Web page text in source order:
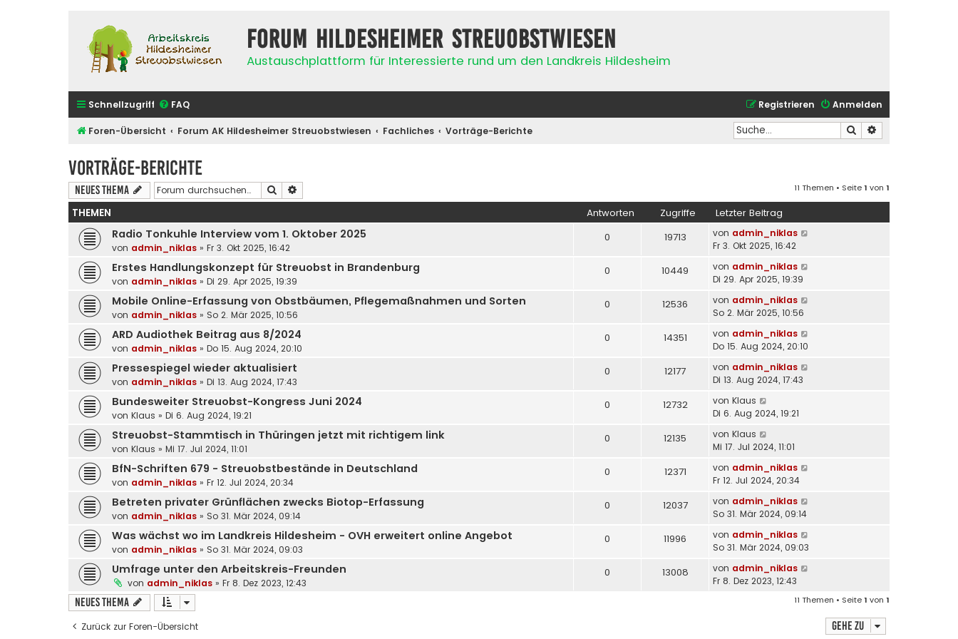
Forum Hildesheimer Streuobstwiesen
Austauschplattform für Interessierte rund um den Landkreis Hildesheim
Schnellzugriff FAQ Anmelden
Registrieren
Foren-Übersicht Forum AK Hildesheimer Streuobstwiesen Fachliches Vorträge-Berichte Suche
Vorträge-Berichte
Neues Thema Suche 11 Themen • Seite1 von 1
THEMEN Antworten Zugriffe Letzter Beitrag
Radio Tonkuhle Interview vom 1. Oktober 2025
von admin_niklas » Fr 3. Okt 2025, 16:42
0 19713 von admin_niklas
Fr 3. Okt 2025, 16:42
Erstes Handlungskonzept für Streuobst in Brandenburg
von admin_niklas » Di 29. Apr 2025, 19:39
0 10449 von admin_niklas
Di 29. Apr 2025, 19:39
Mobile Online-Erfassung von Obstbäumen, Pflegemaßnahmen und Sorten
von admin_niklas » So 2. Mär 2025, 10:56
0 12536 von admin_niklas
So 2. Mär 2025, 10:56
ARD Audiothek Beitrag aus 8/2024
von admin_niklas » Do 15. Aug 2024, 20:10
0 14351 von admin_niklas
Do 15. Aug 2024, 20:10
Pressespiegel wieder aktualisiert
von admin_niklas » Di 13. Aug 2024, 17:43
0 12177 von admin_niklas
Di 13. Aug 2024, 17:43
Bundesweiter Streuobst-Kongress Juni 2024
von Klaus » Di 6. Aug 2024, 19:21
0 12732 von Klaus
Di 6. Aug 2024, 19:21
Streuobst-Stammtisch in Thüringen jetzt mit richtigem link
von Klaus » Mi 17. Jul 2024, 11:01
0 12135 von Klaus
Mi 17. Jul 2024, 11:01
BfN-Schriften 679 - Streuobstbestände in Deutschland
von admin_niklas » Fr 12. Jul 2024, 20:34
0 12371 von admin_niklas
Fr 12. Jul 2024, 20:34
Betreten privater Grünflächen zwecks Biotop-Erfassung
von admin_niklas » So 31. Mär 2024, 09:14
0 12037 von admin_niklas
So 31. Mär 2024, 09:14
Was wächst wo im Landkreis Hildesheim - OVH erweitert online Angebot
von admin_niklas » So 31. Mär 2024, 09:03
0 11996 von admin_niklas
So 31. Mär 2024, 09:03
Umfrage unter den Arbeitskreis-Freunden
von admin_niklas » Fr 8. Dez 2023, 12:43
0 13008 von admin_niklas
Fr 8. Dez 2023, 12:43
Neues Thema 11 Themen • Seite1 von 1
Zurück zur Foren-Übersicht Gehe zu